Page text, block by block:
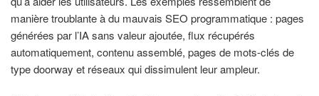
manière troublante à du mauvais SEO programmatique : pages
générées par l’IA sans valeur ajoutée, flux récupérés
automatiquement, contenu assemblé, pages de mots-clés de
type doorway et réseaux qui dissimulent leur ampleur.